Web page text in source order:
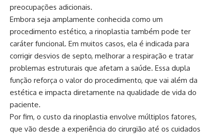
preocupações adicionais.
Embora seja amplamente conhecida como um
procedimento estético, a rinoplastia também pode ter
caráter funcional. Em muitos casos, ela é indicada para
corrigir desvios de septo, melhorar a respiração e tratar
problemas estruturais que afetam a saúde. Essa dupla
função reforça o valor do procedimento, que vai além da
estética e impacta diretamente na qualidade de vida do
paciente.
Por fim, o custo da rinoplastia envolve múltiplos fatores,
que vão desde a experiência do cirurgião até os cuidados